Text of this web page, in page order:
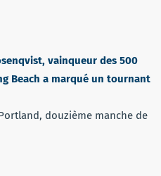
vainqueur des 500
Beach a marqué un tournant
douzième manche de